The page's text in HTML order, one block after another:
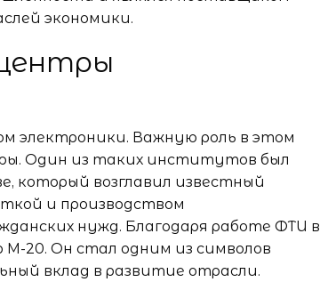
экономики.
электроники. Важную роль в этом
Один из таких институтов был
который возглавил известный
и производством
нужд. Благодаря работе ФТИ в
20. Он стал одним из символов
вклад в развитие отрасли.